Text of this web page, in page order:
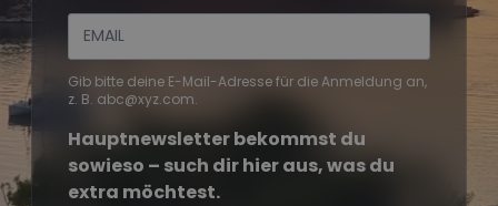
Gib bitte deine E-Mail-Adresse für die Anmeldung an,
z. B. abc@xyz.com.
Hauptnewsletter bekommst du
sowieso – such dir hier aus, was du
extra möchtest.